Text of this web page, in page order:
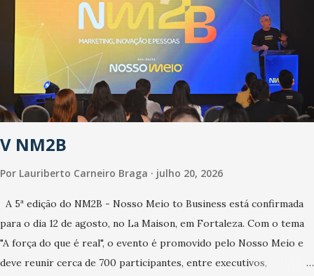
estamos vivendo uma epidemia comum, como temos em todos os
anos, com aumento de casos de dengue, influenza ou H1N1. Trata-
se de uma epidemia com um vírus diferente, com um poder de
contaminação maior que outros coronavírus”, apontou o
secretário. Segundo ele, é uma epidemia com chance de
contaminação alta, podendo gerar um grande risco à população e
ao sistema de saúde. “Precisamos saber fazer a estratificação do
risco da doença, para não so...
V NM2B
Por Lauriberto Carneiro Braga julho 20, 2026
A 5ª edição do NM2B - Nosso Meio to Business está confirmada
para o dia 12 de agosto, no La Maison, em Fortaleza. Com o tema
"A força do que é real", o evento é promovido pelo Nosso Meio e
deve reunir cerca de 700 participantes, entre executivos,